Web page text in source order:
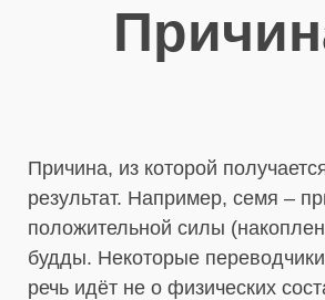
Причина, из которой
результат. Например, семя –
положительной силы
будды. Некоторые
речь идёт не о физических